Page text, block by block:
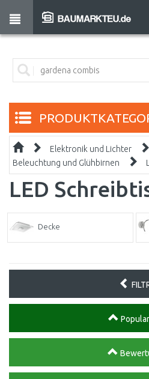
Elektronik und Lichter
Beleuchtung und Glühbirnen
LED
Decke